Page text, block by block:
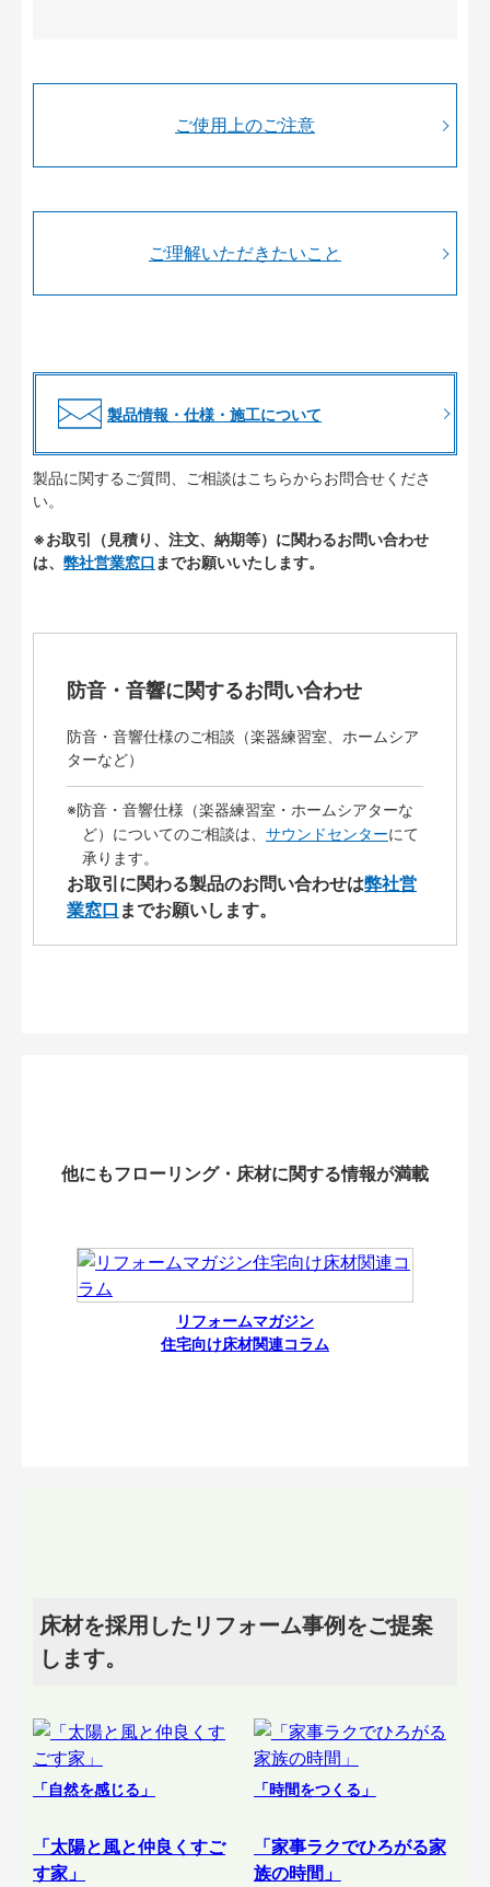
ご使用上のご注意
ご理解いただきたいこと
製品情報・仕様・施工について
製品に関するご質問、ご相談はこちらからお問合せくださ
い。
※お取引（見積り、注文、納期等）に関わるお問い合わせ
は、 弊社営業窓口 までお願いいたします。
防音・音響に関するお問い合わせ
防音・音響仕様のご相談（楽器練習室、ホームシア
ターなど）
※防音・音響仕様（楽器練習室・ホームシアターな
ど）についてのご相談は、 サウンドセンターにて
承ります。
お取引に関わる製品のお問い合わせは弊社営
業窓口 までお願いします。
他にもフローリング・床材に関する情報が満載
リフォームマガジン
住宅向け床材関連コラム
床材を採用したリフォーム事例をご提案
します。
「自然を感じる」
「太陽と風と仲良くすご
す家」
「時間をつくる」
「家事ラクでひろがる家
族の時間」